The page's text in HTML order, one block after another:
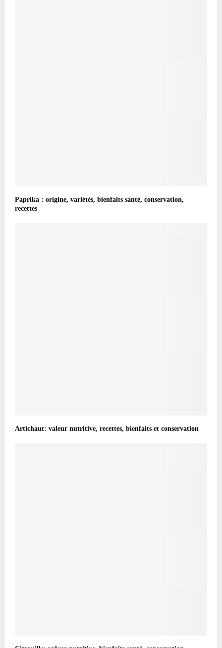
Paprika : origine, variétés, bienfaits santé, conservation,
recettes
Artichaut: valeur nutritive, recettes, bienfaits et conservation